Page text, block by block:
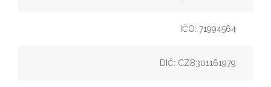
IČO: 71994564
DIČ: CZ8301161979